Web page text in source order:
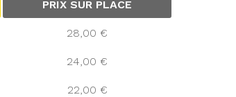
PRIX SUR PLACE
28,00 €
24,00 €
22,00 €